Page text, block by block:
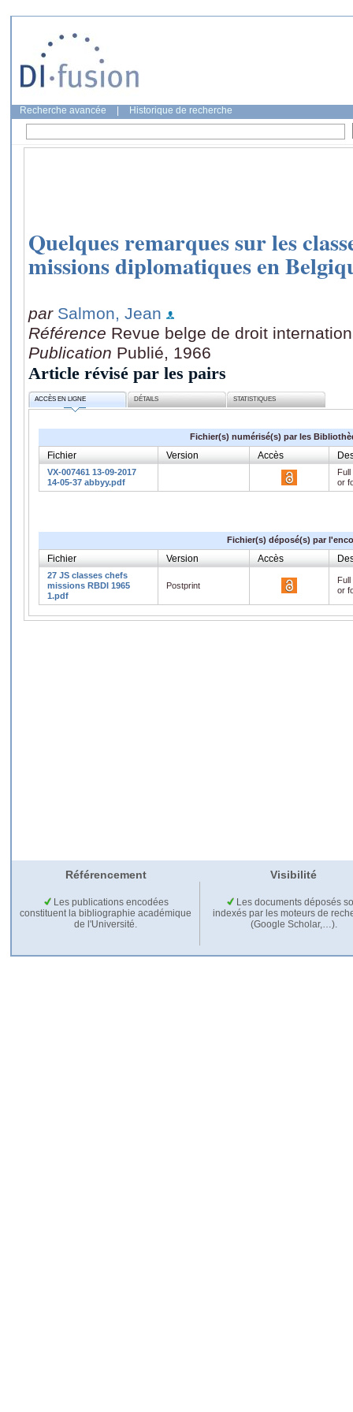
Recherche avancée Historique de recherche
Quelques remarques sur les
missions diplomatiques en
par Salmon, Jean
Référence Revue belge de droit
Publication Publié, 1966
Article révisé par les pairs
ACCÈS EN LIGNE DÉTAILS STATISTIQUES
Fichier(s) numérisé(s) par les
Fichier Version Accès
VX-007461 13-09-2017
14-05-37 abbyy.pdf
or
Fichier(s) déposé(s) par
Fichier Version Accès
27 JS classes chefs
missions RBDI 1965
1.pdf
Postprint
or
Référencement Visibilité
Les publications encodées
constituent la bibliographie académique
de l'Université.
Les documents déposés
indexés par les moteurs de
(Google Scholar,…).